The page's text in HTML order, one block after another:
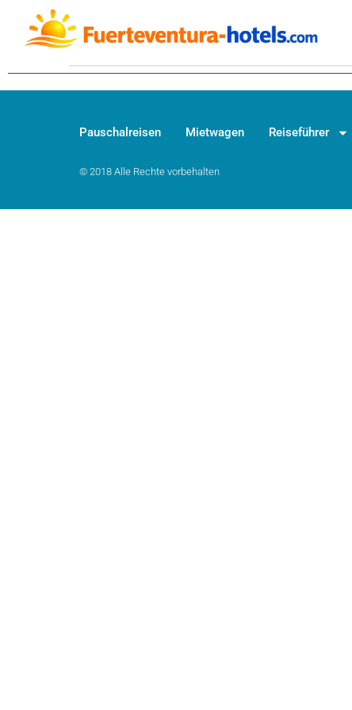
Pauschalreisen Mietwagen Reiseführer
© 2018 Alle Rechte vorbehalten